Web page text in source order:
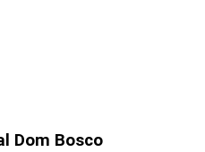
Dom Bosco